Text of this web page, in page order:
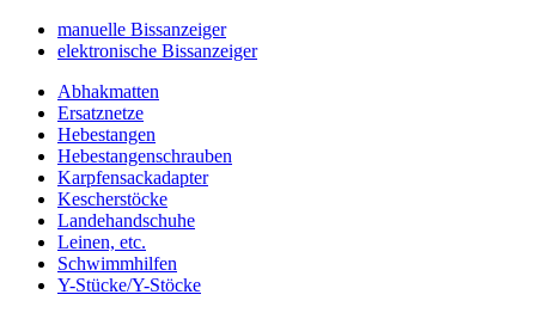
manuelle Bissanzeiger
elektronische Bissanzeiger
Abhakmatten
Ersatznetze
Hebestangen
Hebestangenschrauben
Karpfensackadapter
Kescherstöcke
Landehandschuhe
Leinen, etc.
Schwimmhilfen
Y-Stücke/Y-Stöcke